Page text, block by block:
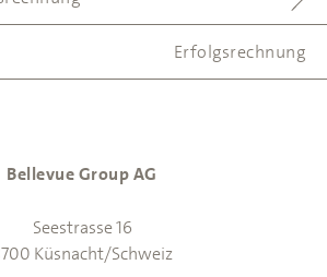
Erfolgsrechnung
Bellevue Group AG
Seestrasse 16
Küsnacht/Schweiz